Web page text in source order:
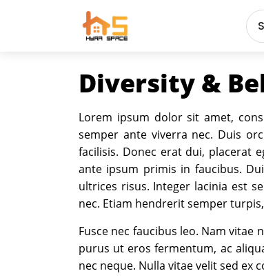
Diversity &
Lorem ipsum dolor sit amet,
semper ante viverra nec. Duis
facilisis. Donec erat dui, placerat
ante ipsum primis in faucibus.
ultrices risus. Integer lacinia est
nec. Etiam hendrerit semper
Fusce nec faucibus leo. Nam
purus ut eros fermentum, ac
nec neque. Nulla vitae velit sed ex